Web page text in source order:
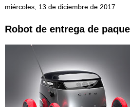
miércoles, 13 de diciembre de 2017
Robot de entrega de